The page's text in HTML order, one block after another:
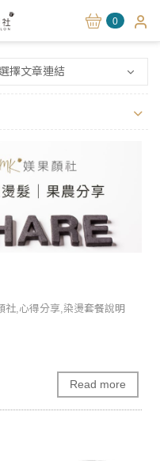
0
社,心得分享,染燙套餐說明
Read more
擇文章連結